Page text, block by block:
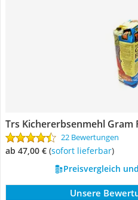
Trs Kichererbsenmehl Gram
22 Bewertungen
ab 47,00 € ( Sofort lieferbar)
Preisvergleich
Unsere